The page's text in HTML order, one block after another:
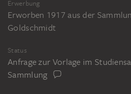
Erwerbung
Erworben 1917 aus der
Goldschmidt
Status
Anfrage zur Vorlage im
Sammlung